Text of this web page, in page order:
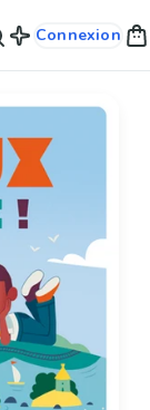
Connexion